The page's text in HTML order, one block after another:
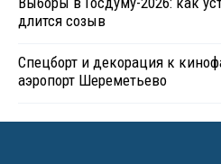
длится созыв
Спецборт и декорация к
аэропорт Шереметьево